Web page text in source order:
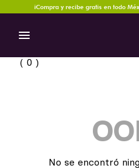
¡Compra y recibe gratis en todo
0
No se encontró